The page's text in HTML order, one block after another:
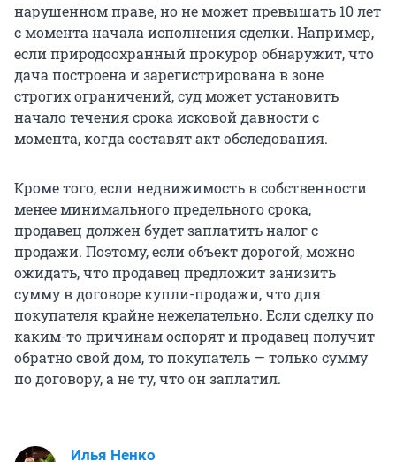
нарушенном праве, но не может превышать 10 лет
с момента начала исполнения сделки. Например,
если природоохранный прокурор обнаружит, что
дача построена и зарегистрирована в зоне
строгих ограничений, суд может установить
начало течения срока исковой давности с
момента, когда составят акт обследования.
Кроме того, если недвижимость в собственности
менее минимального предельного срока,
продавец должен будет заплатить налог с
продажи. Поэтому, если объект дорогой, можно
ожидать, что продавец предложит занизить
сумму в договоре купли-продажи, что для
покупателя крайне нежелательно. Если сделку по
каким-то причинам оспорят и продавец получит
обратно свой дом, то покупатель — только сумму
по договору, а не ту, что он заплатил.
Илья Ненко